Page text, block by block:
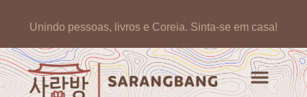
Unindo pessoas, livros e Coreia. Sinta-se em casa!